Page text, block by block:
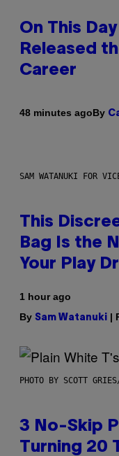
On This
Released
Career
48 minutes agoBy
SAM WATANUKI FOR
This
Bag Is the
Your Play
1 hour ago
By Sam Watanuki |
PHOTO BY SCOTT
3 No-Skip
Turning 20